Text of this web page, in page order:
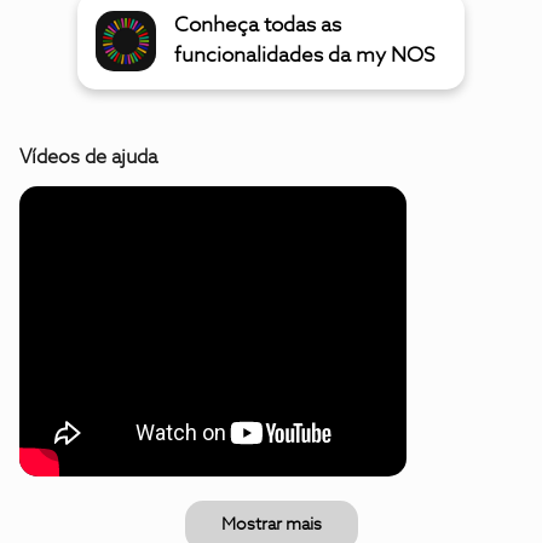
Conheça todas as
funcionalidades da my NOS
Vídeos de ajuda
Mostrar mais